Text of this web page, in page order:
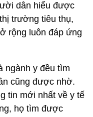
dân hiểu được
trường tiêu thụ,
rộng luôn đáp ứng
ngành y đều tìm
cũng được nhờ.
tin mới nhất về y tế
họ tìm được